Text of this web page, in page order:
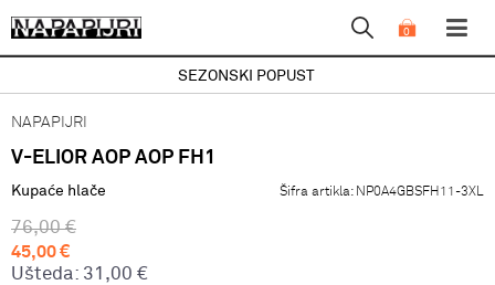
0
SEZONSKI POPUST
NAPAPIJRI
V-ELIOR AOP AOP FH1
Kupaće hlače Šifra artikla: NP0A4GBSFH11-3XL
76,00 €
45,00€
Ušteda: 31,00 €